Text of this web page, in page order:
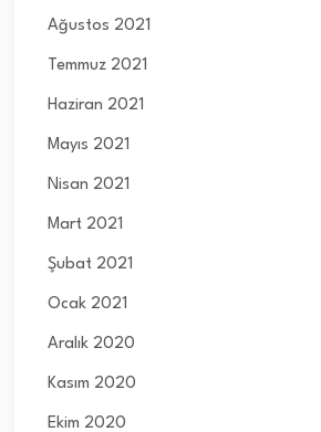
Ağustos 2021
Temmuz 2021
Haziran 2021
Mayıs 2021
Nisan 2021
Mart 2021
Şubat 2021
Ocak 2021
Aralık 2020
Kasım 2020
Ekim 2020